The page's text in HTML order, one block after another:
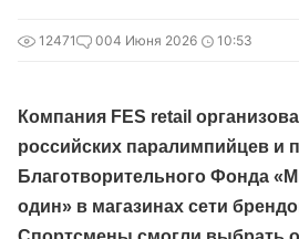
12471 004 Июня 2026 10:53
Компания FES retail
российских паралимпийцев и
Благотворительного Фонда
один» в магазинах сети